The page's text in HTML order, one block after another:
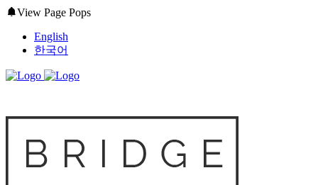
View Page Pops
English
한국어